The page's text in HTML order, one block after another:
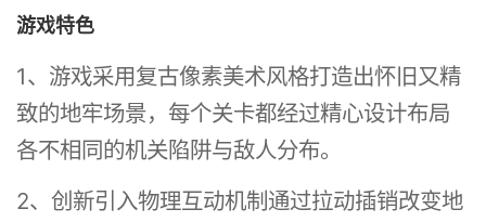
游戏特色
1、游戏采用复古像素美术风格打造出怀旧又精
致的地牢场景，每个关卡都经过精心设计布局
各不相同的机关陷阱与敌人分布。
2、创新引入物理互动机制通过拉动插销改变地